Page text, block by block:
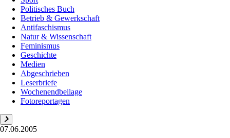
Politisches Buch
Betrieb & Gewerkschaft
Antifaschismus
Natur & Wissenschaft
Feminismus
Geschichte
Medien
Abgeschrieben
Leserbriefe
Wochenendbeilage
Fotoreportagen
07.06.2005